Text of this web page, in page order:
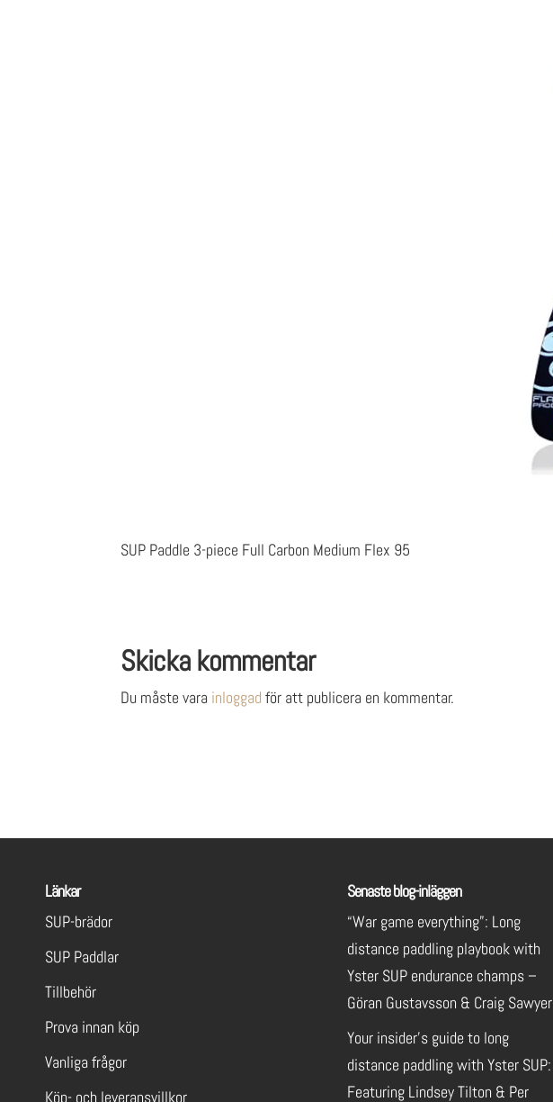
SUP Paddle 3-piece Full Carbon Medium Flex 95
Skicka kommentar
Du måste vara inloggad för att publicera en kommentar.
Länkar
SUP-brädor
SUP Paddlar
Tillbehör
Prova innan köp
Vanliga frågor
Köp- och leveransvillkor
Senaste blog-inläggen
“War game everything”: Long
distance paddling playbook with
Yster SUP endurance champs –
Göran Gustavsson & Craig Sawyer
Your insider’s guide to long
distance paddling with Yster SUP:
Featuring Lindsey Tilton & Per